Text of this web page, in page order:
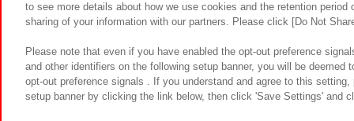
to see more details about how we use cookies and the retention
sharing of your information with our partners. Please click [Do Not
Please note that even if you have enabled the opt-out preference
and other identifiers on the following setup banner, you will be
opt-out preference signals . If you understand and agree to this
setup banner by clicking the link below, then click 'Save Settings' and